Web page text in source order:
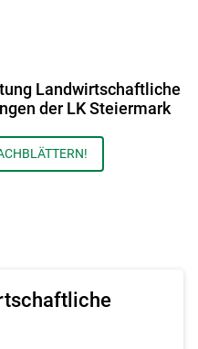
Landwirtschaftliche
der LK Steiermark